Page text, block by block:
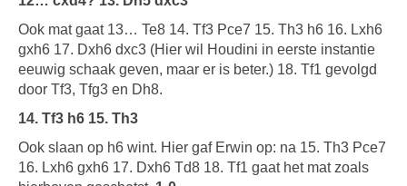
Ook mat gaat 13… Te8 14. Tf3 Pce7 15. Th3 h6 16. Lxh6
gxh6 17. Dxh6 dxc3 (Hier wil Houdini in eerste instantie
eeuwig schaak geven, maar er is beter.) 18. Tf1 gevolgd
door Tf3, Tfg3 en Dh8.
14. Tf3 h6 15. Th3
Ook slaan op h6 wint. Hier gaf Erwin op: na 15. Th3 Pce7
16. Lxh6 gxh6 17. Dxh6 Td8 18. Tf1 gaat het mat zoals